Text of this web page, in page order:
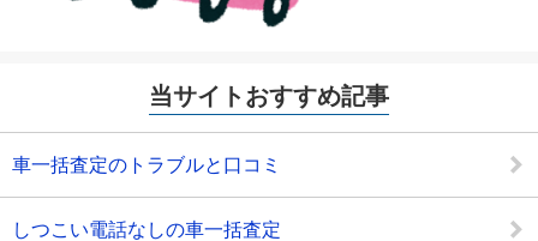
当サイトおすすめ記事
車一括査定のトラブルと口コミ
しつこい電話なしの車一括査定